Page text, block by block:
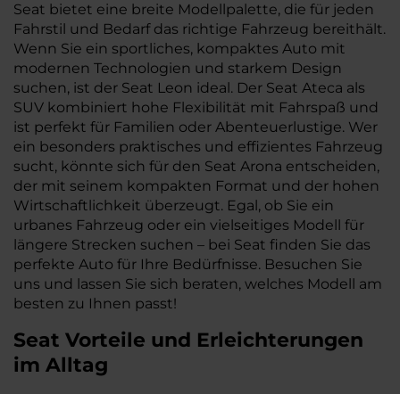
Seat bietet eine breite Modellpalette, die für jeden
Fahrstil und Bedarf das richtige Fahrzeug bereithält.
Wenn Sie ein sportliches, kompaktes Auto mit
modernen Technologien und starkem Design
suchen, ist der Seat Leon ideal. Der Seat Ateca als
SUV kombiniert hohe Flexibilität mit Fahrspaß und
ist perfekt für Familien oder Abenteuerlustige. Wer
ein besonders praktisches und effizientes Fahrzeug
sucht, könnte sich für den Seat Arona entscheiden,
der mit seinem kompakten Format und der hohen
Wirtschaftlichkeit überzeugt. Egal, ob Sie ein
urbanes Fahrzeug oder ein vielseitiges Modell für
längere Strecken suchen – bei Seat finden Sie das
perfekte Auto für Ihre Bedürfnisse. Besuchen Sie
uns und lassen Sie sich beraten, welches Modell am
besten zu Ihnen passt!
Seat Vorteile und Erleichterungen
im Alltag